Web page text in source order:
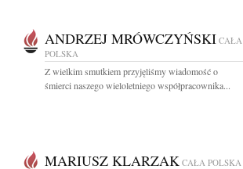
ANDRZEJ MRÓWCZYŃSKI CAŁA
POLSKA
Z wielkim smutkiem przyjęliśmy wiadomość o
śmierci naszego wieloletniego współpracownika...
MARIUSZ KLARZAK CAŁA POLSKA